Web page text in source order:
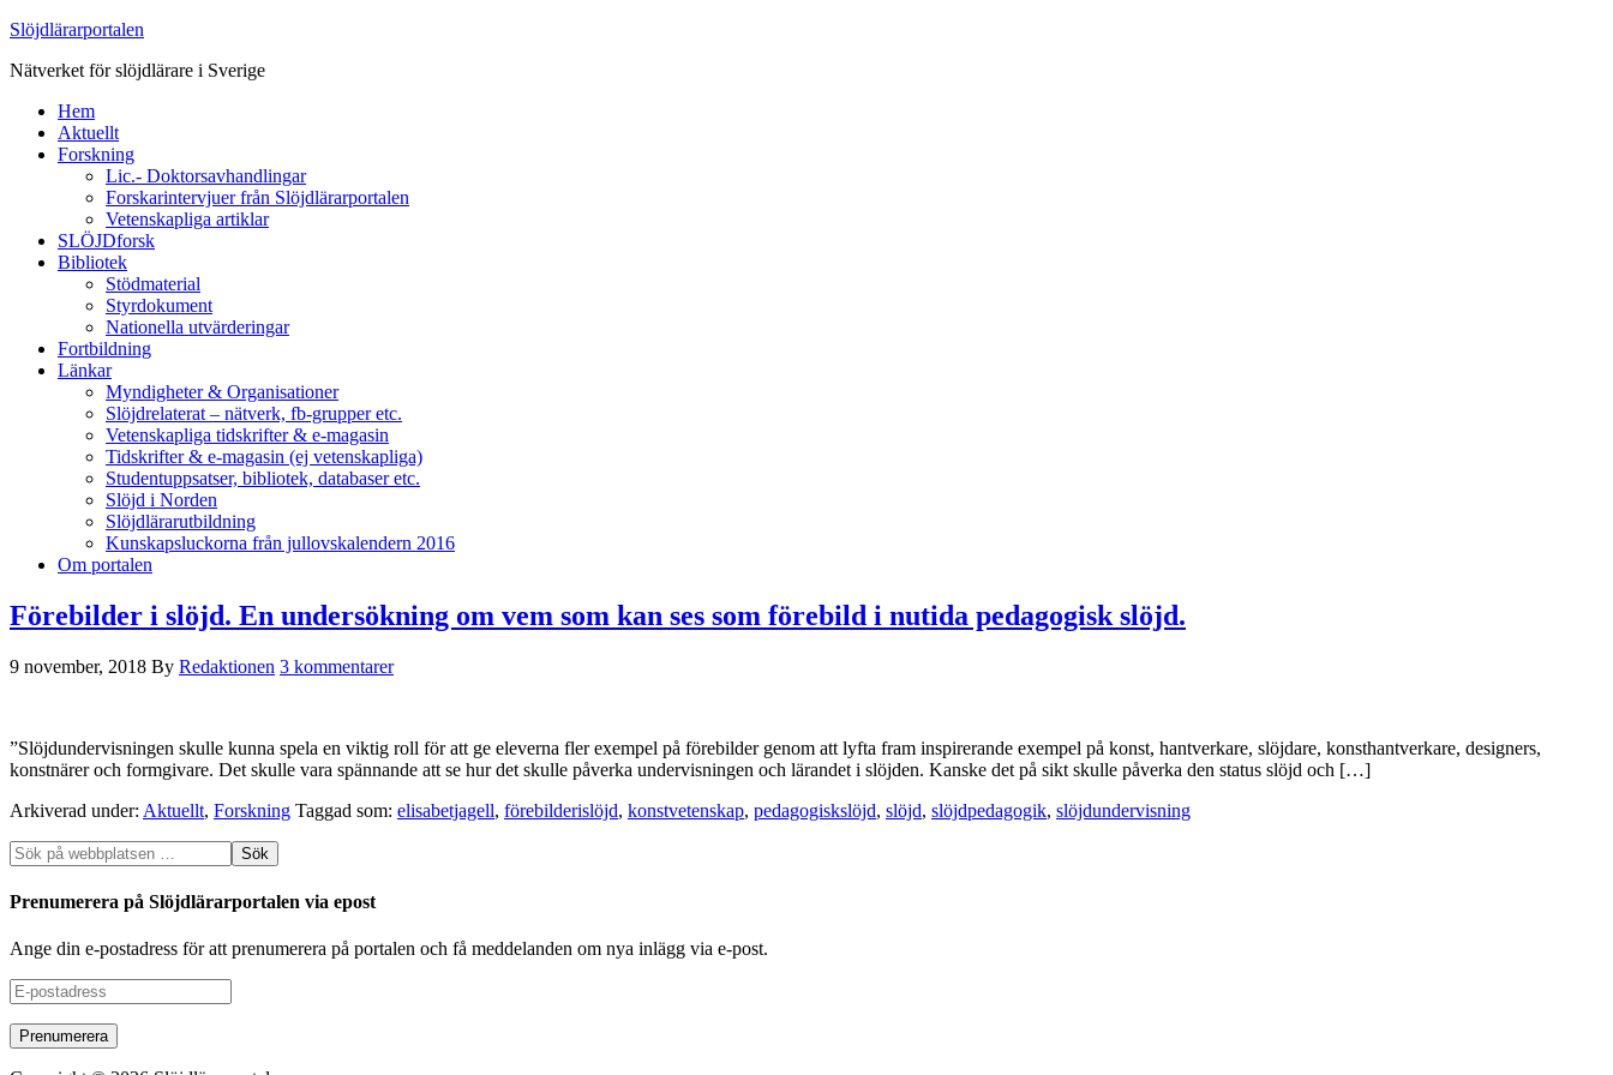
Slöjdlärarportalen
Nätverket för slöjdlärare i Sverige
Hem
Aktuellt
Forskning
Lic.- Doktorsavhandlingar
Forskarintervjuer från Slöjdlärarportalen
Vetenskapliga artiklar
SLÖJDforsk
Bibliotek
Stödmaterial
Styrdokument
Nationella utvärderingar
Fortbildning
Länkar
Myndigheter & Organisationer
Slöjdrelaterat – nätverk, fb-grupper etc.
Vetenskapliga tidskrifter & e-magasin
Tidskrifter & e-magasin (ej vetenskapliga)
Studentuppsatser, bibliotek, databaser etc.
Slöjd i Norden
Slöjdlärarutbildning
Kunskapsluckorna från jullovskalendern 2016
Om portalen
Förebilder i slöjd. En undersökning om vem som kan ses som förebild i nutida pedagogisk slöjd.
9 november, 2018 By Redaktionen 3 kommentarer
”Slöjdundervisningen skulle kunna spela en viktig roll för att ge eleverna fler exempel på förebilder genom att lyfta fram inspirerande exempel på konst, hantverkare, slöjdare, konsthantverkare, designers,
konstnärer och formgivare. Det skulle vara spännande att se hur det skulle påverka undervisningen och lärandet i slöjden. Kanske det på sikt skulle påverka den status slöjd och […]
Arkiverad under: Aktuellt, Forskning Taggad som: elisabetjagell, förebilderislöjd, konstvetenskap, pedagogiskslöjd, slöjd, slöjdpedagogik, slöjdundervisning
Prenumerera på Slöjdlärarportalen via epost
Ange din e-postadress för att prenumerera på portalen och få meddelanden om nya inlägg via e-post.
E-
postadress